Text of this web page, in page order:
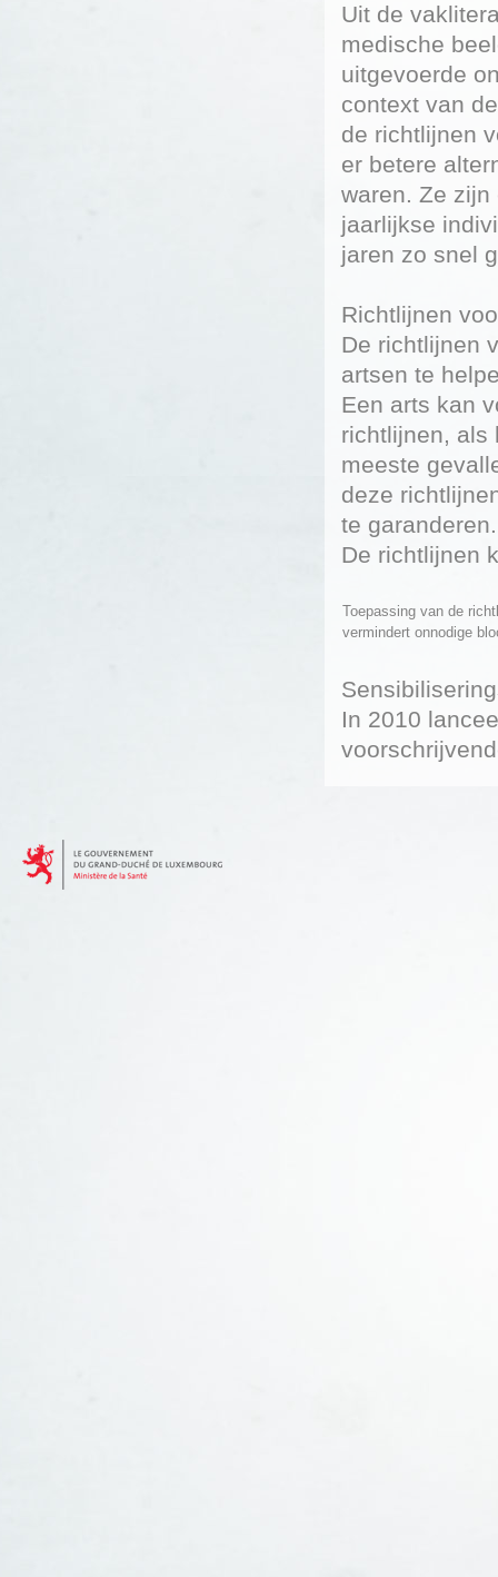
Uit de
medische
uitgevoerde
context van
de richtlijnen
er betere
waren. Ze
jaarlijkse
jaren zo snel
Richtlijnen
De richtlijnen
artsen te
Een arts kan
richtlijnen, als
meeste
deze
te garanderen.
De richtlijnen
Toepassing van de
vermindert onnodige
In 2010